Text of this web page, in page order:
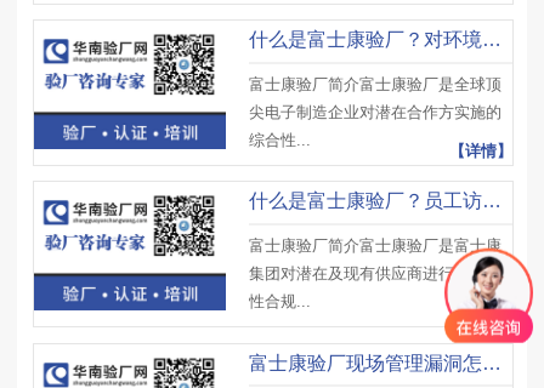
什么是富士康验厂？对环境要求有哪些？有哪些注意事项？
富士康验厂简介富士康验厂是全球顶
尖电子制造企业对潜在合作方实施的
综合性...
【详情】
什么是富士康验厂？员工访谈易出哪些问题？如何应对？
富士康验厂简介富士康验厂是富士康
集团对潜在及现有供应商进行的综合
性合规...
【详情】
富士康验厂现场管理漏洞怎么补？关键要点有哪些？如何优化？